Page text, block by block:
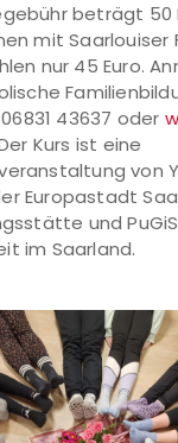
beträgt 50
mit Saarlouiser
nur 45 Euro.
43637 oder
Kurs ist eine
von
Europastadt
und
im Saarland.